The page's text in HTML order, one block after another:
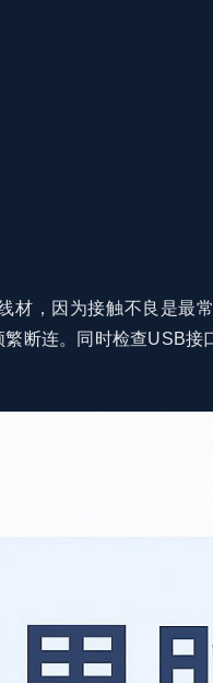
材，因为接触不良是最
断连。同时检查USB接